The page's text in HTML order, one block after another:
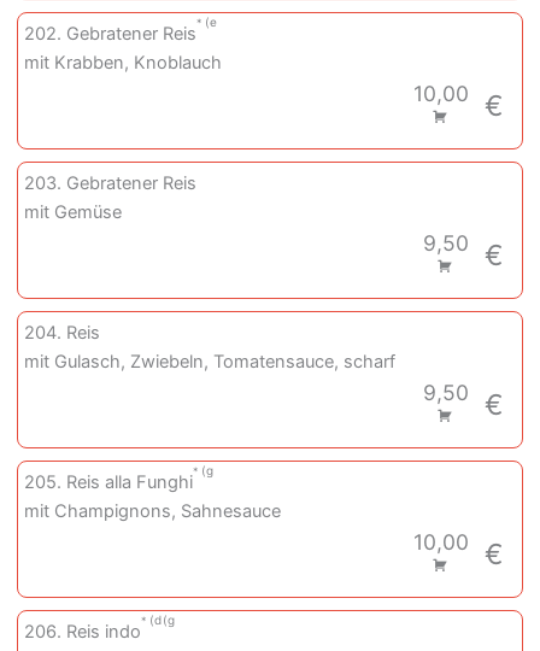
202. Gebratener Reis
e
mit Krabben, Knoblauch
10,00 €
203. Gebratener Reis
mit Gemüse
9,50 €
204. Reis
mit Gulasch, Zwiebeln, Tomatensauce, scharf
9,50 €
205. Reis alla Funghi
g
mit Champignons, Sahnesauce
10,00 €
206. Reis indo
d g